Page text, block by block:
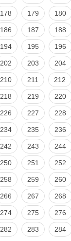
178 179 180
186 187 188
194 195 196
202 203 204
210 211 212
218 219 220
226 227 228
234 235 236
242 243 244
250 251 252
258 259 260
266 267 268
274 275 276
282 283 284